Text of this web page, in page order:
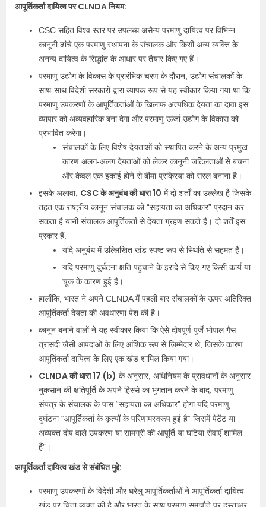
आपूर्तिकर्ता दायित्व पर CLNDA नियम:
CSC सहित विश्व स्तर पर उपलब्ध असैन्य परमाणु दायित्व पर विभिन्न
कानूनी ढांचे एक परमाणु स्थापना के संचालक और किसी अन्य व्यक्ति के
अनन्य दायित्व के सिद्धांत के आधार पर तैयार किए गए हैं।
परमाणु उद्योग के विकास के प्रारंभिक चरण के दौरान, उद्योग संचालकों के
साथ-साथ विदेशी सरकारों द्वारा व्यापक रूप से यह स्वीकार किया गया था कि
परमाणु उपकरणों के आपूर्तिकर्ताओं के खिलाफ अत्यधिक देयता का दावा इस
व्यापार को अव्यवहारिक बना देगा और परमाणु ऊर्जा उद्योग के विकास को
प्रभावित करेगा।
संचालकों के लिए विशेष देयताओं को स्थापित करने के अन्य प्रमुख
कारण अलग-अलग देयताओं को लेकर कानूनी जटिलताओं से बचना
और केवल एक इकाई होने से बीमा प्रक्रिया को सरल बनाना है।
इसके अलावा, CSC के अनुबंध की धारा 10 में दो शर्तों का उल्लेख है जिसके
तहत एक राष्ट्रीय कानून संचालक को “सहायता का अधिकार” प्रदान कर
सकता है यानी संचालक आपूर्तिकर्ता से देयता ग्रहण सकते हैं। दो शर्तें इस
प्रकार हैं:
यदि अनुबंध में उल्लिखित खंड स्पष्ट रूप से स्थिति से सहमत है।
यदि परमाणु दुर्घटना क्षति पहुंचाने के इरादे से किए गए किसी कार्य या
चूक के कारण हुई है।
हालाँकि, भारत ने अपने CLNDA में पहली बार संचालकों के ऊपर अतिरिक्त
आपूर्तिकर्ता देयता की अवधारणा पेश की है।
कानून बनाने वालों ने यह स्वीकार किया कि ऐसे दोषपूर्ण पुर्जे भोपाल गैस
त्रासदी जैसी आपदाओं के लिए आंशिक रूप से जिम्मेदार थे, जिसके कारण
आपूर्तिकर्ता दायित्व के लिए एक खंड शामिल किया गया।
CLNDA की धारा 17 (b) के अनुसार, अधिनियम के प्रावधानों के अनुसार
नुकसान की क्षतिपूर्ति के अपने हिस्से का भुगतान करने के बाद, परमाणु
संयंत्र के संचालक के पास “सहायता का अधिकार” होगा यदि परमाणु
दुर्घटना “आपूर्तिकर्ता के कृत्यों के परिणामस्वरूप हुई है” जिसमें पेटेंट या
अव्यक्त दोष वाले उपकरण या सामग्री की आपूर्ति या घटिया सेवाएँ शामिल
हैं”।
आपूर्तिकर्ता दायित्व खंड से संबंधित मुद्दे:
परमाणु उपकरणों के विदेशी और घरेलू आपूर्तिकर्ताओं ने आपूर्तिकर्ता दायित्व